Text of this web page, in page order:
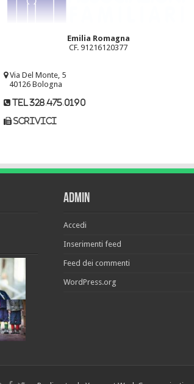
Emilia Romagna
CF. 91216120377
Via Del Monte, 5
40126 Bologna
tel 328.475.0190
scrivici
Admin
Accedi
Inserimenti feed
Feed dei commenti
WordPress.org